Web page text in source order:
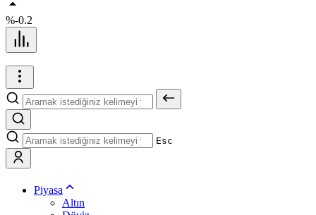
%-0.2
Esc
Piyasa
Altın